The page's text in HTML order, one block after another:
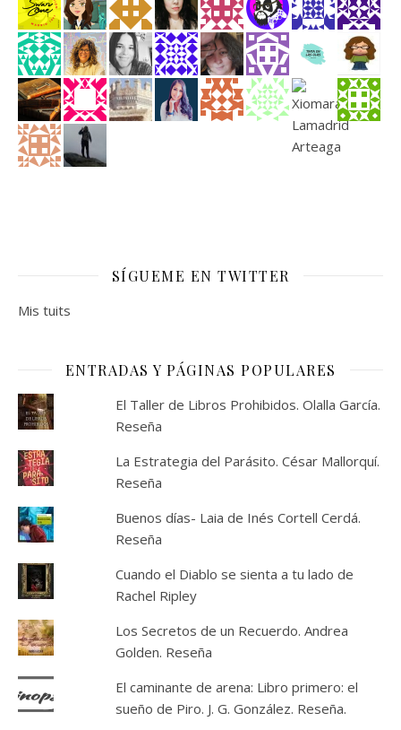
SÍGUEME EN TWITTER
Mis tuits
ENTRADAS Y PÁGINAS POPULARES
El Taller de Libros Prohibidos. Olalla García.
Reseña
La Estrategia del Parásito. César Mallorquí.
Reseña
Buenos días- Laia de Inés Cortell Cerdá.
Reseña
Cuando el Diablo se sienta a tu lado de
Rachel Ripley
Los Secretos de un Recuerdo. Andrea
Golden. Reseña
El caminante de arena: Libro primero: el
sueño de Piro. J. G. González. Reseña.